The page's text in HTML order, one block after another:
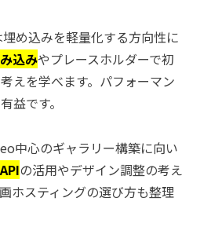
め込みを軽量化する方向性に
込みやプレースホルダーで初
えを学べます。パフォーマン
益です。
中心のギャラリー構築に向い
の活用やデザイン調整の考え
ホスティングの選び方も整理